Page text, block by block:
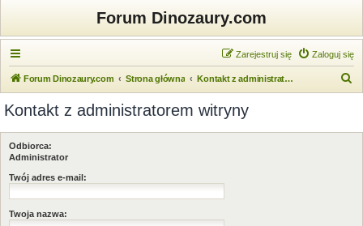
Forum Dinozaury.com
Zaloguj się
Zarejestruj się
Forum Dinozaury.com Strona główna Kontakt z administratorem witryny
k
Kontakt z administratorem witryny
Odbiorca:
Administrator
Twój adres e-mail:
Twoja nazwa: